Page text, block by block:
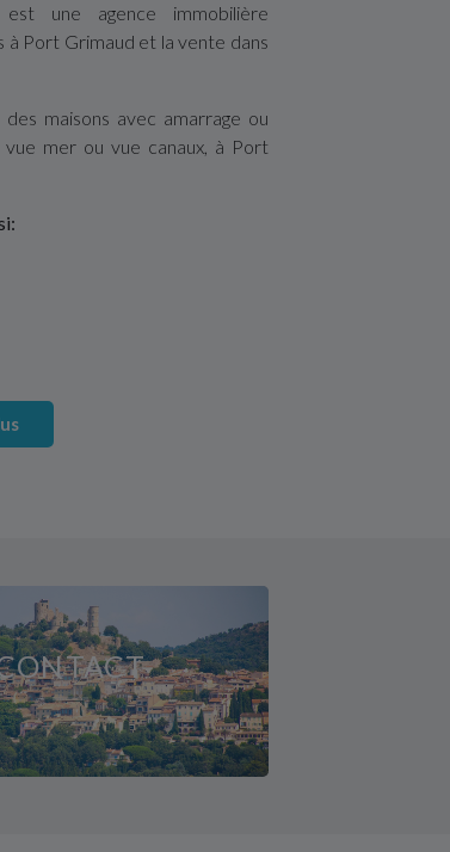
est une agence immobilière
à Port Grimaud et la vente dans
maisons avec amarrage ou
mer ou vue canaux, à Port